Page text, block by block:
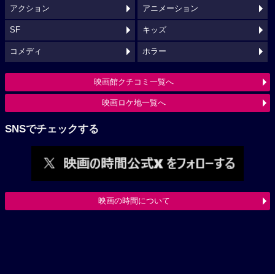
アクション アニメーション
SF キッズ
コメディ ホラー
映画館クチコミ一覧へ
映画ロケ地一覧へ
SNSでチェックする
映画の時間について